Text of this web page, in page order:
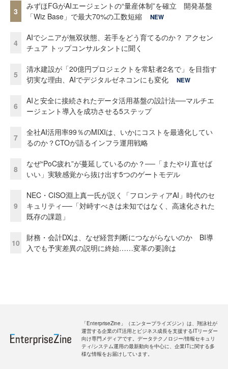
3
みずほFGがAIエージェントの“量産体制”を確立 開発基盤
「Wiz Base」で最大70%の工数短縮
NEW
4
AIでシニアが無双状態、若手をどう育てるのか？ アクセン
チュア トップコンサルタントに聞く
5
清水建設が「20億円プロジェクトを常駐者2名で」を目指す
切実な理由、AIでデジタルゼネコンにも変化
NEW
6
AIと安全に接続されたデータ活用基盤の設計法──マルチエ
ージェント導入を成功させる5ステップ
7
全社AI活用率99％のMIXIは、いかにコストを最適化してい
るのか？CTOが語るインフラ運用戦略
8
なぜ“PoC疲れ”が蔓延しているのか？──「またやり直せば
いい」実験感覚から抜け出す5つのゲートモデル
9
NEC・CISO淵上真一氏が説く「フロンティアAI」時代のセ
キュリティ──「対峙すべきは未知ではなく、高速化された
既存の課題」
10
財務・会計DXは、なぜ経営判断につながらないのか BI導
入でも予実差異の説明に終始……変革の要諦は
「EnterpriseZine」（エンタープライズジン）は、翔泳社が
運営する企業のIT活用とビジネス成長を支援するITリーダー
向け専門メディアです。データテクノロジー/情報セキュリ
ティ/システム運用の最新動向を中心に、企業ITに関する多
様な情報をお届けしています。